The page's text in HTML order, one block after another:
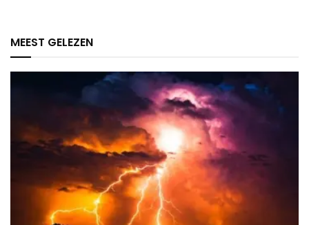
MEEST GELEZEN